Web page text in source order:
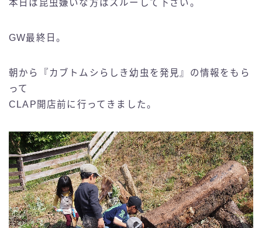
本日は昆虫嫌いな方はスルーして下さい。
GW最終日。
朝から『カブトムシらしき幼虫を発見』の情報をもら
って
CLAP開店前に行ってきました。